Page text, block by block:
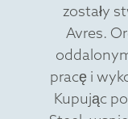
zostały
Avres.
pracę i
Kupując